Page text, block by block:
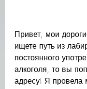
Привет, мои
ищете путь из
постоянного
алкоголя, то вы
адресу! Я провела